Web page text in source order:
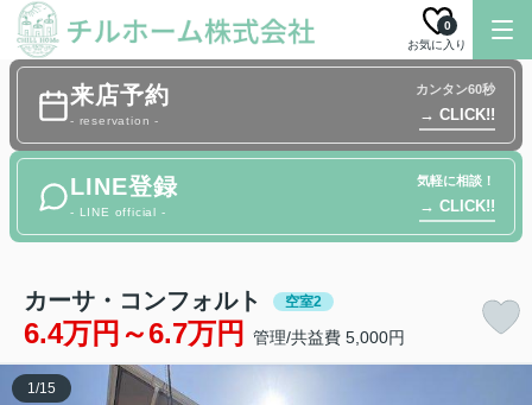
お気に入り
0
来店予約
- reservation -
カンタン60秒
→ CLICK!!
LINE登録
- LINE official -
気軽に相談！
→ CLICK!!
カーサ・コンフォルト 空室2
6.4万円～6.7万円 管理/共益費 5,000円
1/15